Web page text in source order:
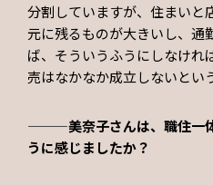
分割していますが、住まいと
元に残るものが大きいし、通
ば、そういうふうにしなけれ
売はなかなか成立しないとい
———美奈子さんは、職住一
うに感じましたか？